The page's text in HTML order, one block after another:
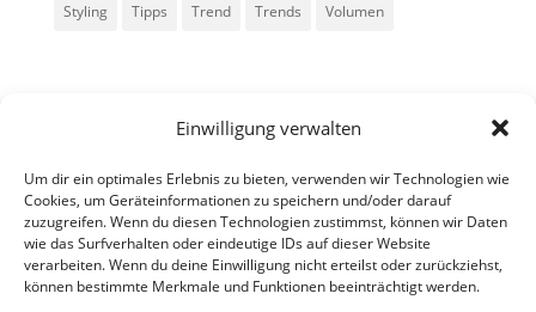
Einwilligung verwalten
Um dir ein optimales Erlebnis zu bieten, verwenden wir Technologien wie
Cookies, um Geräteinformationen zu speichern und/oder darauf
zuzugreifen. Wenn du diesen Technologien zustimmst, können wir Daten
wie das Surfverhalten oder eindeutige IDs auf dieser Website
verarbeiten. Wenn du deine Einwilligung nicht erteilst oder zurückziehst,
können bestimmte Merkmale und Funktionen beeinträchtigt werden.
Styling Tipps Trend Trends Volumen
Alle Rechte vorbehalten - Sarah Kailer